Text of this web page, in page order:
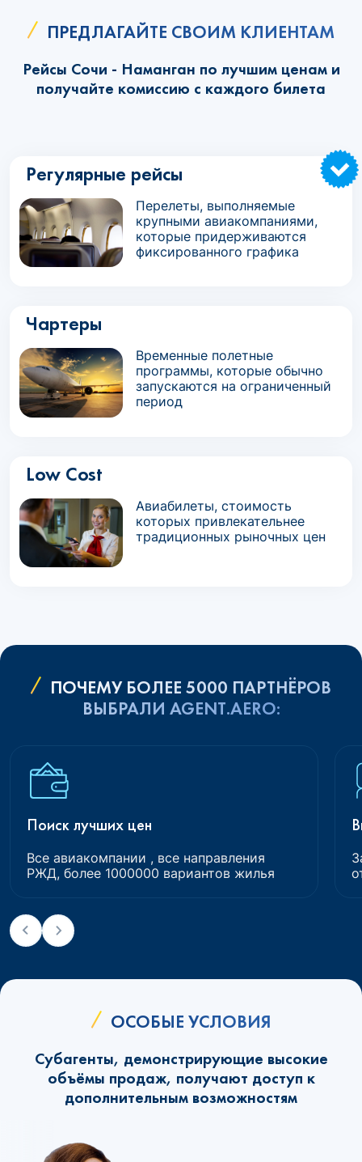
ПРЕДЛАГАЙТЕ СВОИМ КЛИЕНТАМ
Рейсы Сочи - Наманган по лучшим ценам и
получайте комиссию с каждого билета
Регулярные рейсы
Перелеты, выполняемые
крупными авиакомпаниями,
которые придерживаются
фиксированного графика
Чартеры
Временные полетные
программы, которые обычно
запускаются на ограниченный
период
Low Cost
Авиабилеты, стоимость
которых привлекательнее
традиционных рыночных цен
ПОЧЕМУ БОЛЕЕ 5000 ПАРТНЁРОВ
ВЫБРАЛИ AGENT.AERO:
Поиск лучших цен
Все авиакомпании , все направления
РЖД, более 1000000 вариантов жилья
ОСОБЫЕ УСЛОВИЯ
Субагенты, демонстрирующие высокие
объёмы продаж, получают доступ к
дополнительным возможностям